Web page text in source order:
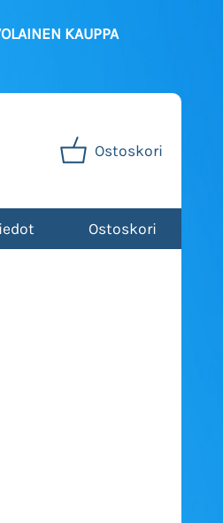
KAUPPA
Ostoskori
Ostoskori